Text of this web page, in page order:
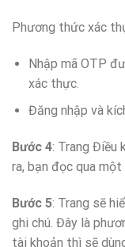
Phương thức xác
Nhập mã OTP
xác thực.
Đăng nhập và
Bước 4: Trang Điều
ra, bạn đọc qua
Bước 5: Trang sẽ
ghi chú. Đây là
tài khoản thì sẽ